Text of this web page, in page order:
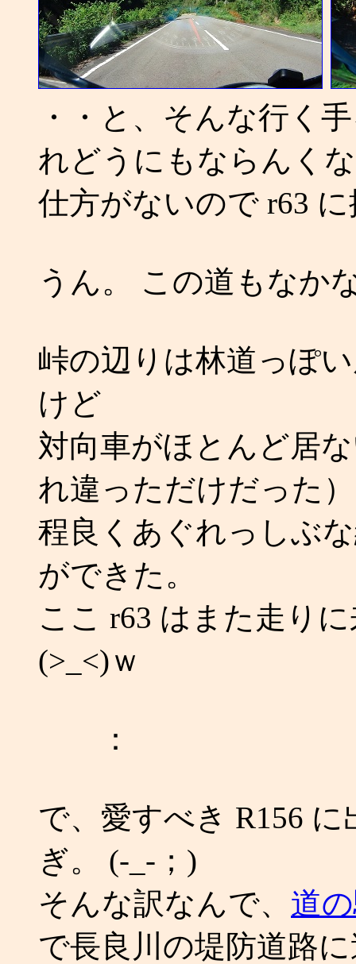
・・と、そんな行く
れどうにもならんく
仕方がないので r63
うん。 この道もなか
峠の辺りは林道っぽ
けど
対向車がほとんど居
れ違っただけだった）
程良くあぐれっしぶ
ができた。
ここ r63 はまた走り
(>_<)ｗ
：
で、愛すべき R156
ぎ。 (-_-；)
そんな訳なんで、 道
で長良川の堤防道路